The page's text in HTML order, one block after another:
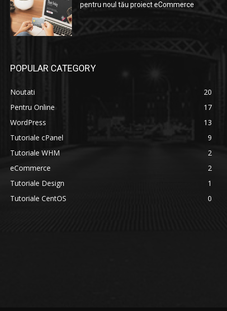
pentru noul tău proiect eCommerce
POPULAR CATEGORY
Noutati
20
Pentru Online
17
WordPress
13
Tutoriale cPanel
9
Tutoriale WHM
2
eCommerce
2
Tutoriale Design
1
Tutoriale CentOS
0